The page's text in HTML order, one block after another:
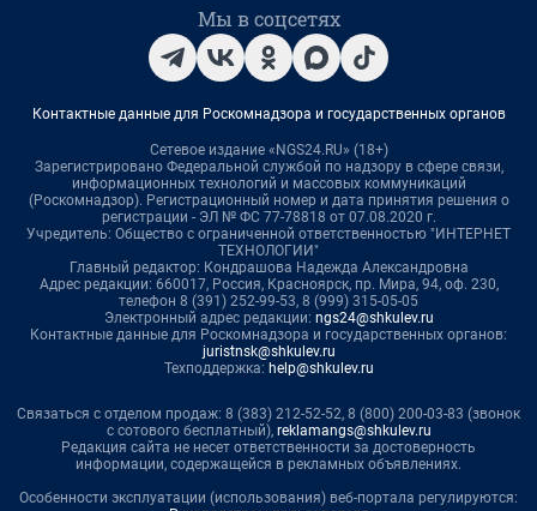
Мы в соцсетях
Контактные данные для Роскомнадзора и государственных органов
Сетевое издание «NGS24.RU» (18+)
Зарегистрировано Федеральной службой по надзору в сфере связи,
информационных технологий и массовых коммуникаций
(Роскомнадзор). Регистрационный номер и дата принятия решения о
регистрации - ЭЛ № ФС 77-78818 от 07.08.2020 г.
Учредитель: Общество с ограниченной ответственностью "ИНТЕРНЕТ
ТЕХНОЛОГИИ"
Главный редактор: Кондрашова Надежда Александровна
Адрес редакции: 660017, Россия, Красноярск, пр. Мира, 94, оф. 230,
телефон 8 (391) 252-99-53, 8 (999) 315-05-05
Электронный адрес редакции: ngs24@shkulev.ru
Контактные данные для Роскомнадзора и государственных органов:
juristnsk@shkulev.ru
Техподдержка: help@shkulev.ru
Связаться с отделом продаж: 8 (383) 212-52-52, 8 (800) 200-03-83 (звонок
с сотового бесплатный), reklamangs@shkulev.ru
Редакция сайта не несет ответственности за достоверность
информации, содержащейся в рекламных объявлениях.
Особенности эксплуатации (использования) веб-портала регулируются: